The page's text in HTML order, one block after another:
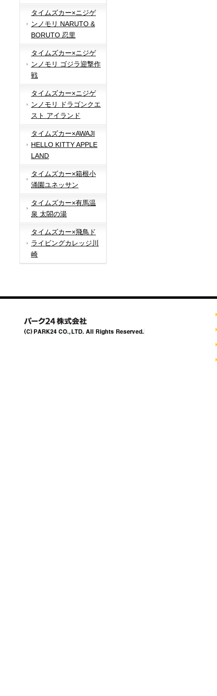
タイムズカー×ニジゲ
ンノモリ NARUTO &
BORUTO 忍里
タイムズカー×ニジゲ
ンノモリ ゴジラ迎撃作
戦
タイムズカー×ニジゲ
ンノモリ ドラゴンクエ
スト アイランド
タイムズカー×AWAJI
HELLO KITTY APPLE
LAND
タイムズカー×箱根小
涌園ユネッサン
タイムズカー×有馬温
泉 太閤の湯
タイムズカー×飛鳥ド
ライビングカレッジ川
崎